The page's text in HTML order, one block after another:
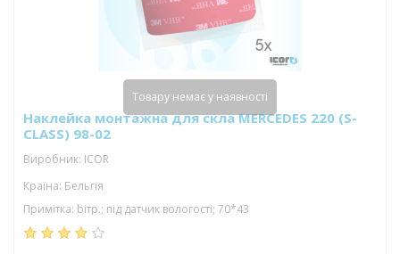
Наклейка монтажна для скла MERCEDES 220 (S-
CLASS) 98-02
Виробник: ICOR
Країна: Бельгія
Примітка: bітр.; під датчик вологості; 70*43
Товару немає у наявності